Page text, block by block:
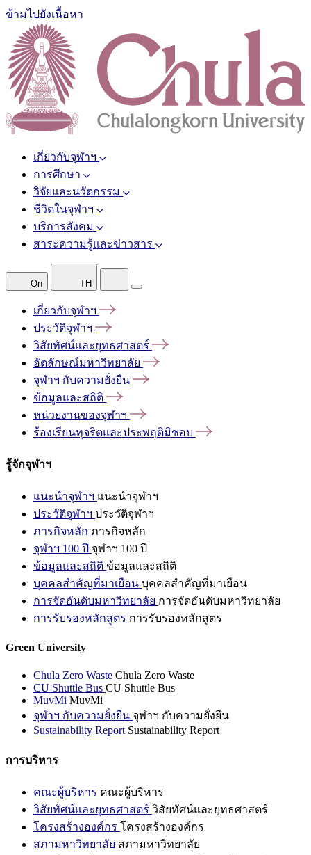
ข้ามไปยังเนื้อหา
เกี่ยวกับจุฬาฯ
การศึกษา
วิจัยและนวัตกรรม
ชีวิตในจุฬาฯ
บริการสังคม
สาระความรู้และข่าวสาร
On TH
เกี่ยวกับจุฬาฯ
ประวัติจุฬาฯ
วิสัยทัศน์และยุทธศาสตร์
อัตลักษณ์มหาวิทยาลัย
จุฬาฯ กับความยั่งยืน
ข้อมูลและสถิติ
หน่วยงานของจุฬาฯ
ร้องเรียนทุจริตและประพฤติมิชอบ
รู้จักจุฬาฯ
แนะนำจุฬาฯ แนะนำจุฬาฯ
ประวัติจุฬาฯ ประวัติจุฬาฯ
ภารกิจหลัก ภารกิจหลัก
จุฬาฯ 100 ปี จุฬาฯ 100 ปี
ข้อมูลและสถิติ ข้อมูลและสถิติ
บุคคลสำคัญที่มาเยือน บุคคลสำคัญที่มาเยือน
การจัดอันดับมหาวิทยาลัย การจัดอันดับมหาวิทยาลัย
การรับรองหลักสูตร การรับรองหลักสูตร
Green University
Chula Zero Waste Chula Zero Waste
CU Shuttle Bus CU Shuttle Bus
MuvMi MuvMi
จุฬาฯ กับความยั่งยืน จุฬาฯ กับความยั่งยืน
Sustainability Report Sustainability Report
การบริหาร
คณะผู้บริหาร คณะผู้บริหาร
วิสัยทัศน์และยุทธศาสตร์ วิสัยทัศน์และยุทธศาสตร์
โครงสร้างองค์กร โครงสร้างองค์กร
สภามหาวิทยาลัย สภามหาวิทยาลัย